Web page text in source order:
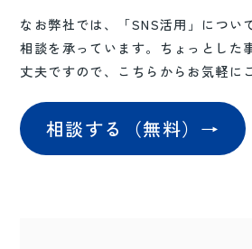
なお弊社では、「SNS活用」につい
相談を承っています。ちょっとした
丈夫ですので、こちらからお気軽に
相談する（無料）→